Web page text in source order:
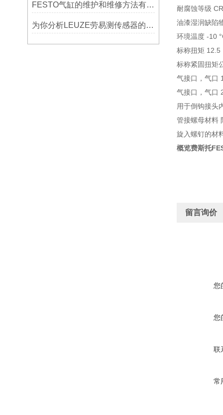
FESTO气缸的维护和维修方法有着什么不样参数
为你分析LEUZE劳易测传感器的主要技术参数有哪些
耐腐蚀等级
油漆湿润缺陷
环境温度 -10
标称扭矩 12.5
标称紧固扭矩
气接口，气口
气接口，气口
用于倒钩接头
管接螺母材料
旋入螺钉的材
概览费斯托
留言询价
您
您
联
常